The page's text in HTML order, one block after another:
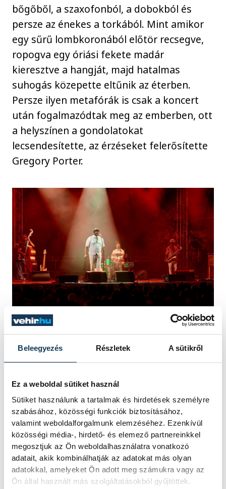
Beleegyezés Részletek A sütikről
Ez a weboldal sütiket használ
Sütiket használunk a tartalmak és hirdetések személyre
szabásához, közösségi funkciók biztosításához,
valamint weboldalforgalmunk elemzéséhez. Ezenkívül
közösségi média-, hirdető- és elemező partnereinkkel
megosztjuk az Ön weboldalhasználatra vonatkozó
adatait, akik kombinálhatják az adatokat más olyan
adatokkal, amelyeket Ön adott meg számukra vagy az
Ön által használt más szolgáltatásokból gyűjtöttek.
bőgőből, a szaxofonból, a dobokból és
persze az énekes a torkából. Mint amikor
egy sűrű lombkoronából előtör recsegve,
ropogva egy óriási fekete madár
kieresztve a hangját, majd hatalmas
suhogás közepette eltűnik az éterben.
Persze ilyen metafórák is csak a koncert
után fogalmazódtak meg az emberben, ott
a helyszínen a gondolatokat
lecsendesítette, az érzéseket felerősítette
Gregory Porter.
Az természetes emberi reakció, ha valaki
olyannal találkozunk, aki szenvedélyesen
és világszínvonalon képvisel valamilyen
kulturális értéket, az óhatatlanul is
szimpatikus lesz, még akkor is, ha amúgy
tőlünk ez távolabb állt. Gregory Porter
viszont nem csak ezért tudott közel kerülni
a közönséghez. Fellépésével,
közvetlenségével akarva, vagy akaratlanul,
de megpróbálta közelebb hozni ezt a